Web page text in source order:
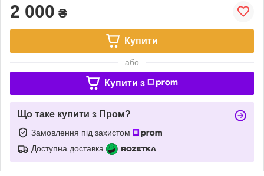
2 000 ₴
Купити
або
Купити з
Що таке купити з Пром?
Замовлення під захистом
Доступна доставка